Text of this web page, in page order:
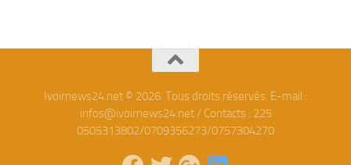
Ivoirnews24.net © 2026. Tous droits réservés. E-mail :
infos@ivoirnews24.net / Contacts : 225
0505313802/0709356273/0757304270